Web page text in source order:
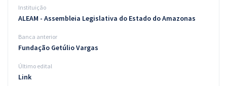
Aprovados
Atendimento
Instituição
ALEAM - Assembleia Legislativa do Estado do Amazonas
Banca anterior
Fundação Getúlio Vargas
Último edital
Link